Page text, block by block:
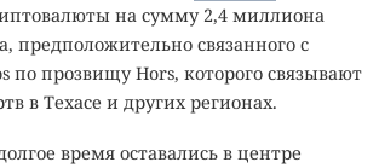
на сумму 2,4 миллиона
предположительно связанного с
по прозвищу Hors, которого связывают
в Техасе и других регионах.
время оставались в центре